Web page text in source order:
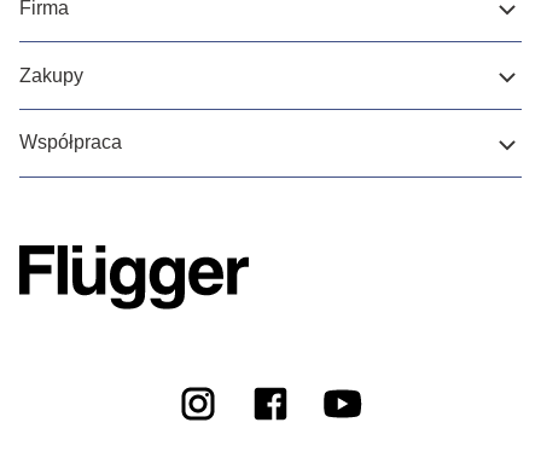
Firma
Zakupy
Współpraca